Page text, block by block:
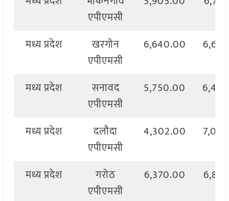
एपीएमसी
मध्य प्रदेश
खरगोन
एपीएमसी
6,640.00
मध्य प्रदेश
सनावद
एपीएमसी
5,750.00
मध्य प्रदेश
दलौदा
एपीएमसी
4,302.00
मध्य प्रदेश
गरोठ
एपीएमसी
6,370.00